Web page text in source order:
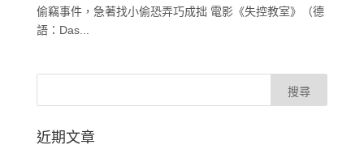
偷竊事件，急著找小偷恐弄巧成拙 電影《失控教室》（德
語：Das...
近期文章